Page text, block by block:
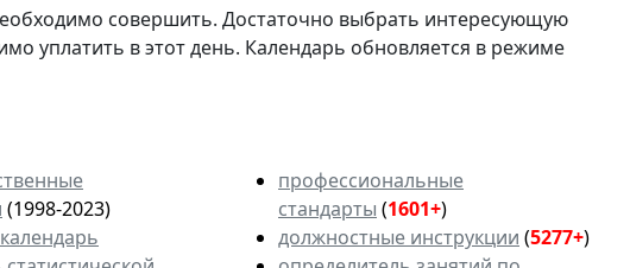
совершить. Достаточно выбрать интересующую
уплатить в этот день. Календарь обновляется в режиме
(1998-2023)
профессиональные
стандарты (1601+)
должностные инструкции (5277+)